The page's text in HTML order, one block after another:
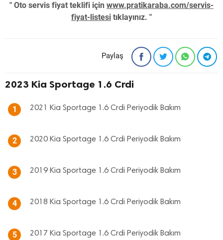
" Oto servis fiyat teklifi için www.pratikaraba.com/servis-
fiyat-listesi tıklayınız. "
Paylaş
2023 Kia Sportage 1.6 Crdi
1 2021 Kia Sportage 1.6 Crdi Periyodik Bakım
2 2020 Kia Sportage 1.6 Crdi Periyodik Bakım
3 2019 Kia Sportage 1.6 Crdi Periyodik Bakım
4 2018 Kia Sportage 1.6 Crdi Periyodik Bakım
5 2017 Kia Sportage 1.6 Crdi Periyodik Bakım